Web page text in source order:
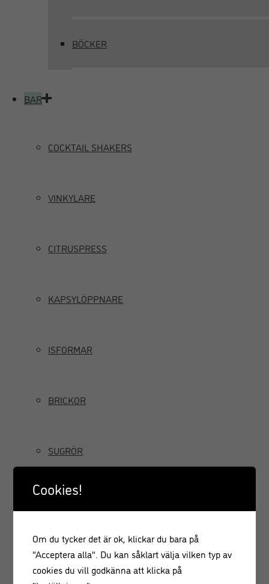
BÖCKER
BAR
COCKTAIL SHAKERS
VINKYLARE
CITRUSPRESS
KAPSYLÖPPNARE
ISFORMAR
BRICKOR
SUGRÖR
GRÄDDSIFONER
Cookies!
Om du tycker det är ok, klickar du bara på
"Acceptera alla". Du kan såklart välja vilken typ av
cookies du vill godkänna att klicka på